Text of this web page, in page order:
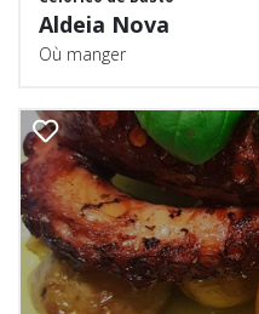
Aldeia Nova
Où manger